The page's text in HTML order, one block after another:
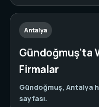
Antalya
Gündoğmuş'ta
Firmalar
Gündoğmuş, Antalya
sayfası.